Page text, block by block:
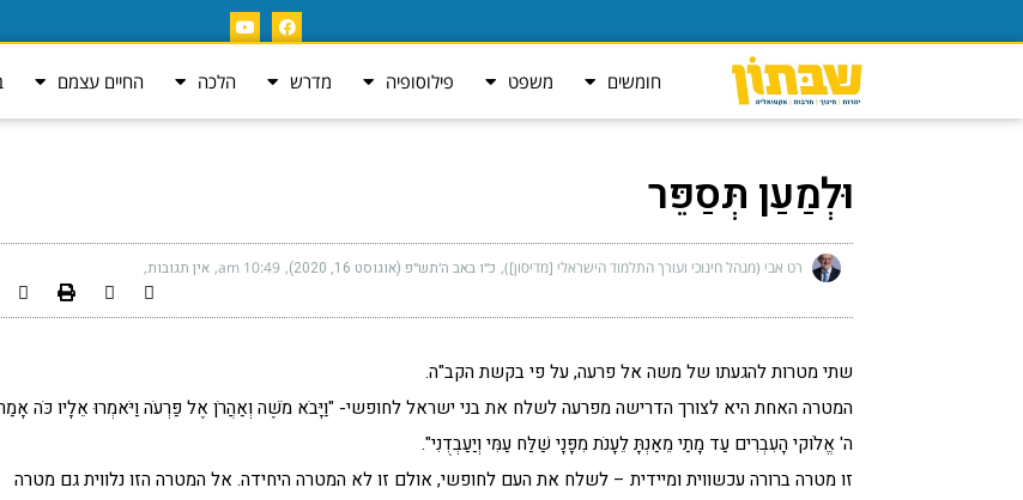
חומשים משפט פילוסופיה מדרש הלכה החיים עצמם
וּלְמַעַן תְּסַפֵּר
רט אבי (מנהל חינוכי ועורך התלמוד הישראלי [מדיסון]) כ״ו באב ה׳תש״פ (אוגוסט 16, 2020) 10:49 am אין תגובות
שתי מטרות להגעתו של משה אל פרעה, על פי בקשת הקב"ה.
המטרה האחת היא לצורך הדרישה מפרעה לשלח את בני ישראל לחופשי- "וַיָּבֹא מֹשֶׁה וְאַהֲרֹן אֶל פַּרְעֹה וַיֹּאמְרוּ אֵלָיו כֹּה
ה' אֱלֹוקי הָעִבְרִים עַד מָתַי מֵאַנְתָּ לֵעָנֹת מִפָּנָי שַׁלַּח עַמִּי וְיַעַבְדֻנִי".
זו מטרה ברורה עכשווית ומיידית – לשלח את העם לחופשי, אולם זו לא המטרה היחידה. אל המטרה הזו נלווית גם מטרה